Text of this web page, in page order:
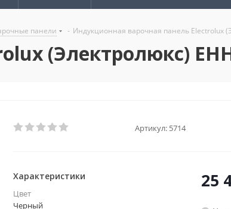
панели - Индукционная варочная панель Electrolux
(Электролюкс)
Артикул: 5714
Характеристики
Цвет
Черный
25